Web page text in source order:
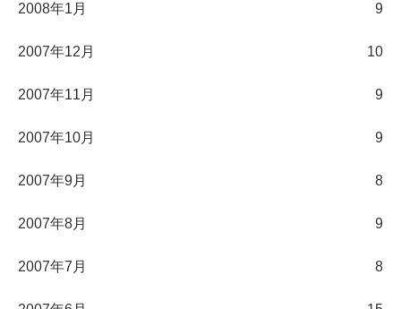
2008年1月 9
2007年12月 10
2007年11月 9
2007年10月 9
2007年9月 8
2007年8月 9
2007年7月 8